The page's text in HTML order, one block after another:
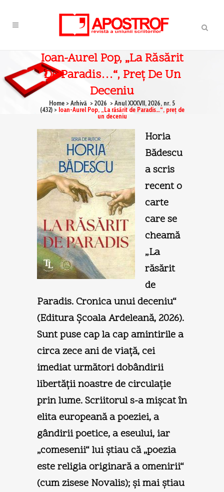
Ioan-Aurel Pop, „La Răsărit
De Paradis…“, Preţ De Un
Deceniu
Home > Arhivă > 2026 > Anul XXXVII, 2026, nr. 5
(432)> Ioan-Aurel Pop, „La răsărit de Paradis…“, preţ de
un deceniu
Horia
Bădescu
a scris
recent o
carte
care se
cheamă
„La
răsărit
de
Paradis. Cronica unui deceniu“
(Editura Şcoala Ardeleană, 2026).
Sunt puse cap la cap amintirile a
circa zece ani de viaţă, cei
imediat următori dobândirii
libertăţii noastre de circulaţie
prin lume. Scriitorul s-a mişcat în
elita europeană a poeziei, a
gândirii poetice, a eseului, iar
„comesenii“ lui ştiau că „poezia
este religia originară a omenirii“
(cum zisese Novalis); şi mai ştiau